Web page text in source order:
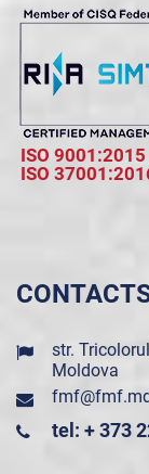
ISO 9001:2015
ISO
str.
Moldova
tel: + 373